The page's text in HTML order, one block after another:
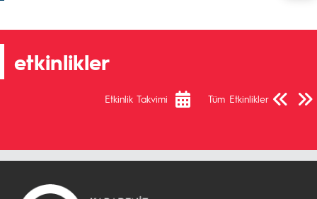
etkinlikler
Etkinlik Takvimi Tüm Etkinlikler
Önceki